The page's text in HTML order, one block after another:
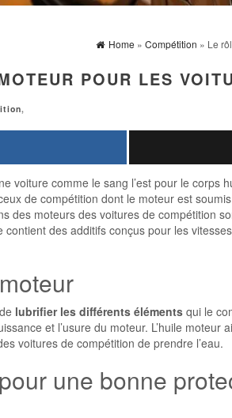
Home » Compétition » Le
POUR LES
,
voiture comme le sang l’est pour le corps
de compétition dont le moteur est
des moteurs des voitures de compétition
contient des additifs conçus pour les
lubrifier les différents élémentsqui le
et l’usure du moteur. L’huile moteur
voitures de compétition de prendre l’eau.
une bonne